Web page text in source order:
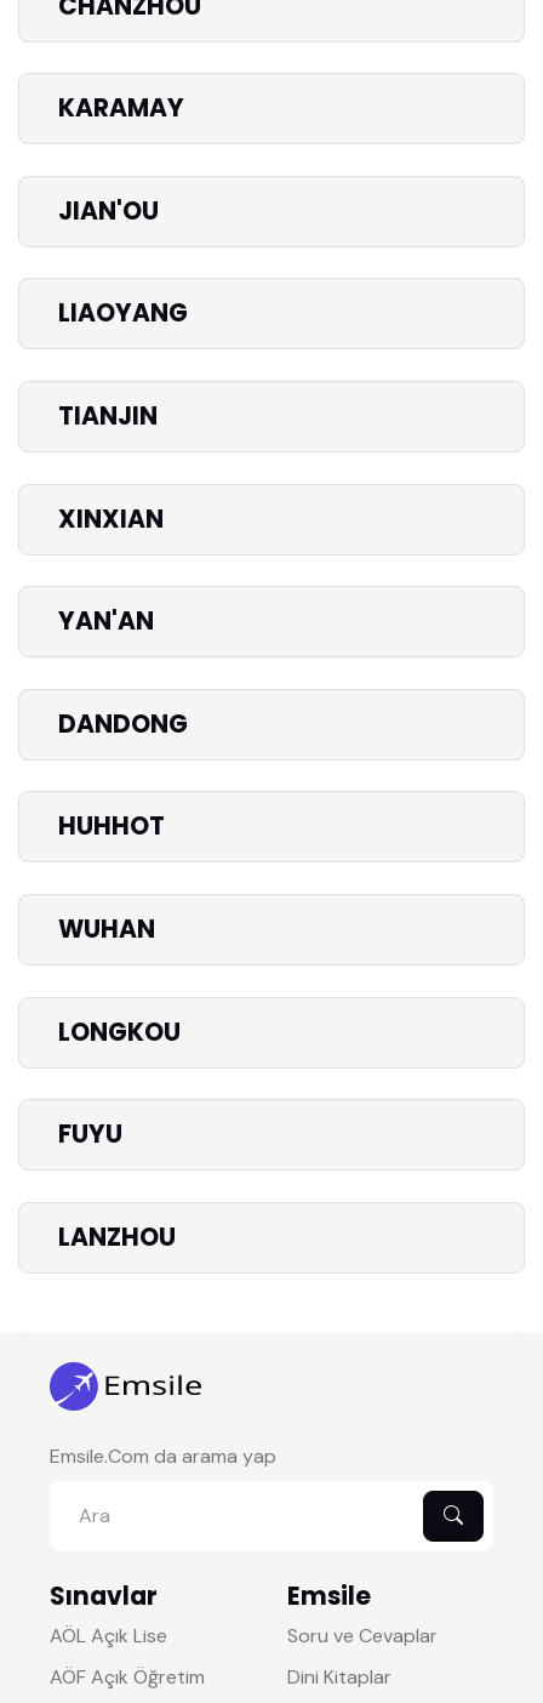
KARAMAY
JIAN'OU
LIAOYANG
TIANJIN
XINXIAN
YAN'AN
DANDONG
HUHHOT
WUHAN
LONGKOU
FUYU
LANZHOU
Emsile.Com da arama yap
Sınavlar
AÖL Açık Lise
AÖF Açık Öğretim
Emsile
Soru ve Cevaplar
Dini Kitaplar